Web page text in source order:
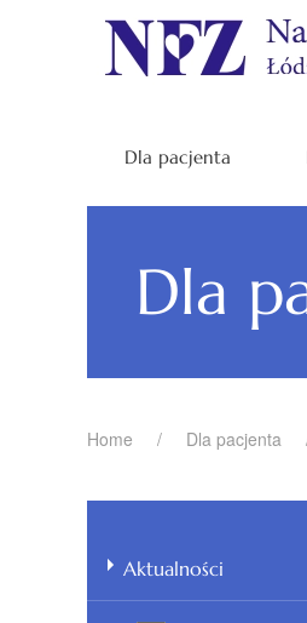
Dla pacjenta
Dla
Home Dla pacjenta
Aktualności